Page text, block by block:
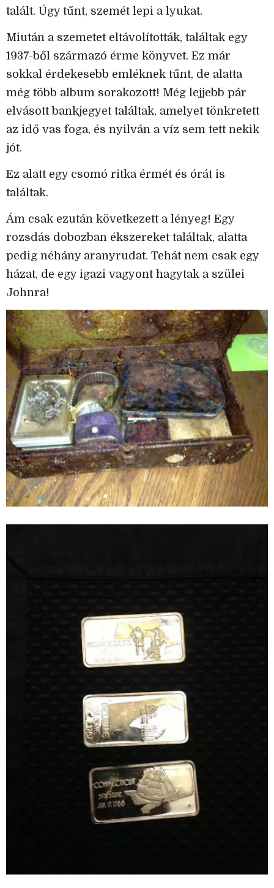
talált. Úgy tűnt, szemét lepi a lyukat.
Miután a szemetet eltávolították, találtak egy
1937-ből származó érme könyvet. Ez már
sokkal érdekesebb emléknek tűnt, de alatta
még több album sorakozott! Még lejjebb pár
elvásott bankjegyet találtak, amelyet tönkretett
az idő vas foga, és nyilván a víz sem tett nekik
jót.
Ez alatt egy csomó ritka érmét és órát is
találtak.
Ám csak ezután következett a lényeg! Egy
rozsdás dobozban ékszereket találtak, alatta
pedig néhány aranyrudat. Tehát nem csak egy
házat, de egy igazi vagyont hagytak a szülei
Johnra!